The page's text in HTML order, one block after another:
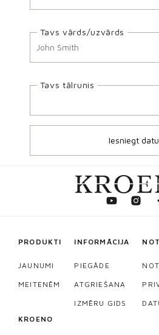
Tavs vārds/uzvārds
Tavs tālrunis
PRODUKTI
JAUNUMI
MEITENĒM
INFORMĀCIJA
PIEGĀDE
ATGRIEŠANA
IZMĒRU GIDS
KROENO